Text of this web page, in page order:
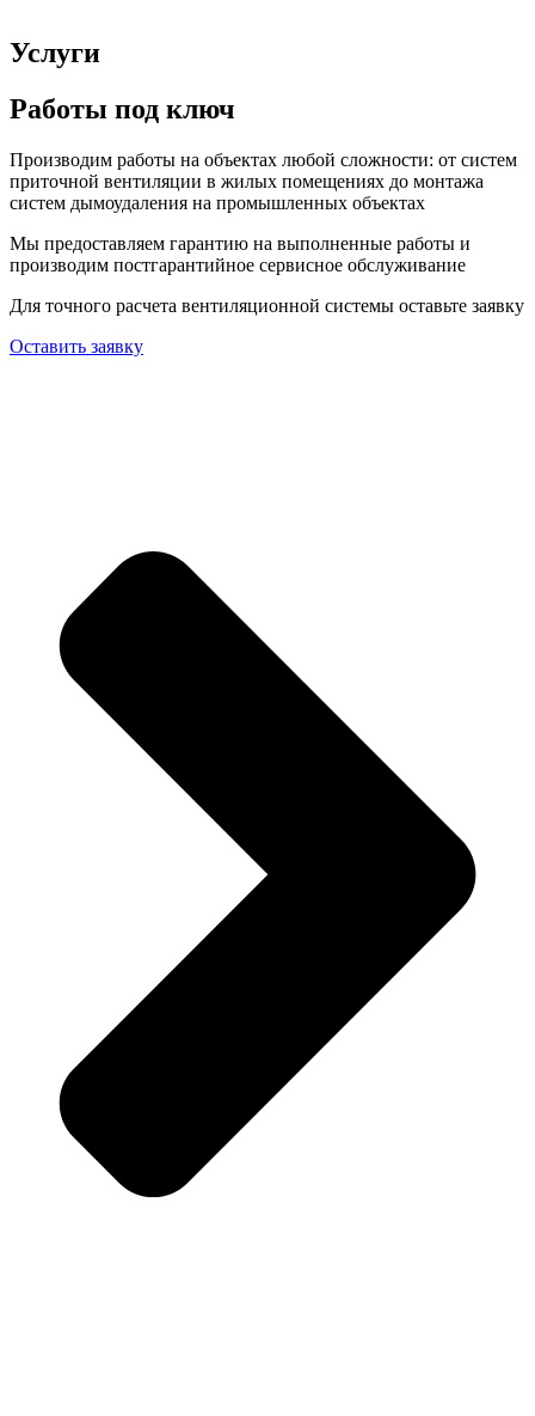
Услуги
Работы под ключ
Производим работы на объектах любой сложности: от систем
приточной вентиляции в жилых помещениях до монтажа
систем дымоудаления на промышленных объектах
Мы предоставляем гарантию на выполненные работы и
производим постгарантийное сервисное обслуживание
Для точного расчета вентиляционной системы оставьте заявку
Оставить заявку